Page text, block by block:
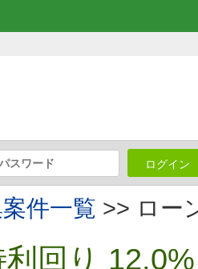
ログイン
件一覧 >> ロー
利回り